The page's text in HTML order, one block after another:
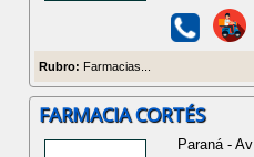
Rubro: Farmacias...
FARMACIA CORTÉS
Paraná -